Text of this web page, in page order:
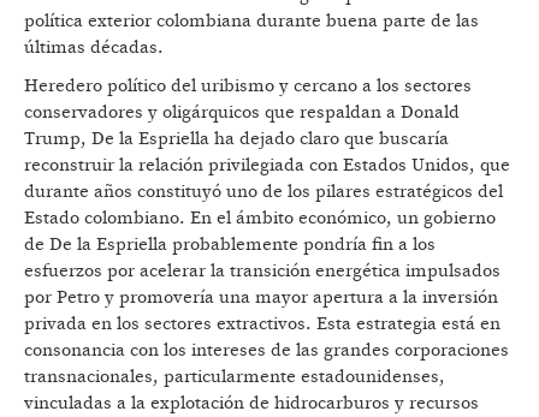
política exterior colombiana durante buena parte de las
últimas décadas.
Heredero político del uribismo y cercano a los sectores
conservadores y oligárquicos que respaldan a Donald
Trump, De la Espriella ha dejado claro que buscaría
reconstruir la relación privilegiada con Estados Unidos, que
durante años constituyó uno de los pilares estratégicos del
Estado colombiano. En el ámbito económico, un gobierno
de De la Espriella probablemente pondría fin a los
esfuerzos por acelerar la transición energética impulsados
por Petro y promovería una mayor apertura a la inversión
privada en los sectores extractivos. Esta estrategia está en
consonancia con los intereses de las grandes corporaciones
transnacionales, particularmente estadounidenses,
vinculadas a la explotación de hidrocarburos y recursos